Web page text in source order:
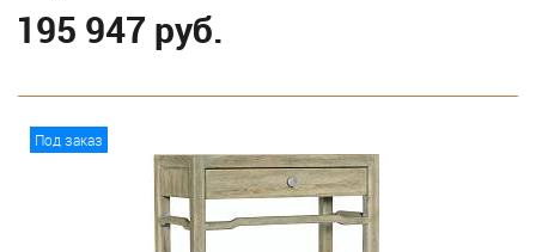
195 947 руб.
Под заказ